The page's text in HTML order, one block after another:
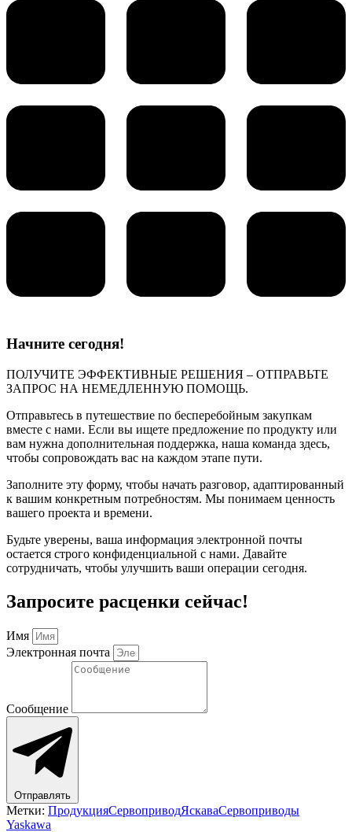
Начните сегодня!
ПОЛУЧИТЕ ЭФФЕКТИВНЫЕ РЕШЕНИЯ – ОТПРАВЬТЕ
ЗАПРОС НА НЕМЕДЛЕННУЮ ПОМОЩЬ.
Отправьтесь в путешествие по бесперебойным закупкам
вместе с нами. Если вы ищете предложение по продукту или
вам нужна дополнительная поддержка, наша команда здесь,
чтобы сопровождать вас на каждом этапе пути.
Заполните эту форму, чтобы начать разговор, адаптированный
к вашим конкретным потребностям. Мы понимаем ценность
вашего проекта и времени.
Будьте уверены, ваша информация электронной почты
остается строго конфиденциальной с нами. Давайте
сотрудничать, чтобы улучшить ваши операции сегодня.
Запросите расценки сейчас!
Имя
Электронная почта
Сообщение
Отправлять
Метки: ПродукцияСервоприводЯскаваСервоприводы
Yaskawa